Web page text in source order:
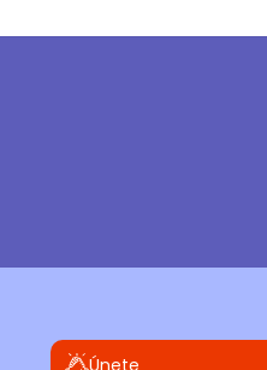
Únete